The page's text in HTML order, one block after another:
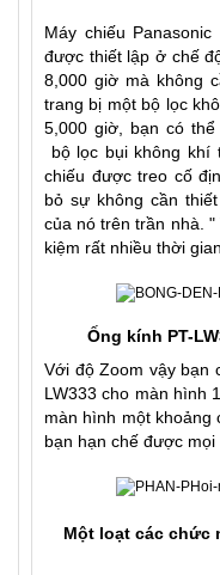
Máy chiếu
được thiết lập ở chế
8,000 giờ mà không
trang bị một bộ lọc
5,000 giờ, bạn có
bộ lọc bụi không khí
chiếu được treo cố
bỏ sự không cần
của nó trên trần nhà.
kiệm rất nhiều thời
Ống kính PT-
Với độ Zoom vậy bạn
LW333 cho màn hình
màn hình một
bạn hạn chế được mọi
Một loạt các chức